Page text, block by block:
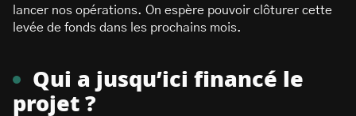
lancer nos opérations. On espère pouvoir clôturer cette
levée de fonds dans les prochains mois.
Qui a jusqu’ici financé le
projet ?